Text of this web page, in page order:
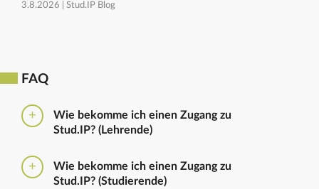
3.8.2026 | Stud.IP Blog
FAQ
Wie bekomme ich einen Zugang zu
Stud.IP? (Lehrende)
folgendenFormularHaben Sie bereits eine
universitäre E-Mail-Adresse, reicht ein formloser
Wie bekomme ich einen Zugang zu
Stud.IP? (Studierende)